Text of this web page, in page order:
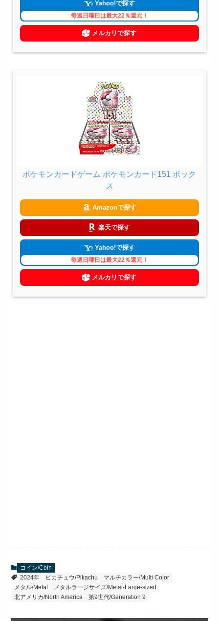
Yahoo!で探す
毎週日曜日は最大22％還元！
メルカリで探す
ポケモンカードゲーム ポケモンカード151 ボック
ス
Amazonで探す
楽天で探す
Yahoo!で探す
毎週日曜日は最大22％還元！
メルカリで探す
コイン/Coin
2024年
ピカチュウ/Pikachu
マルチカラー/Multi Color
メタル/Metal
メタルラージサイズ/Metal-Large-sized
北アメリカ/North America
第9世代/Generation 9